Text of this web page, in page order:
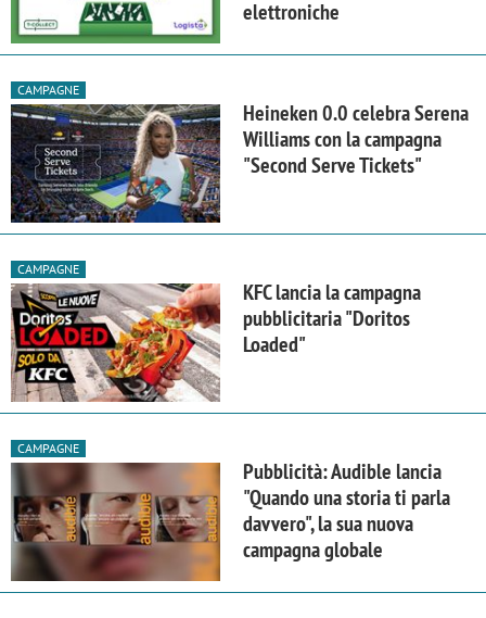
elettroniche
CAMPAGNE
Heineken 0.0 celebra Serena
Williams con la campagna
"Second Serve Tickets"
CAMPAGNE
KFC lancia la campagna
pubblicitaria "Doritos
Loaded"
CAMPAGNE
Pubblicità: Audible lancia
"Quando una storia ti parla
davvero", la sua nuova
campagna globale